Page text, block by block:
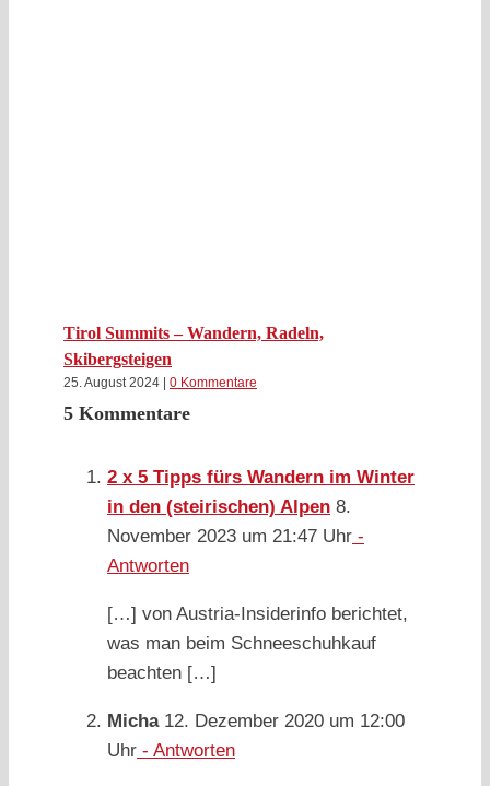
Tirol Summits – Wandern, Radeln,
Skibergsteigen
25. August 2024 0 Kommentare
5 Kommentare
2 x 5 Tipps fürs Wandern im Winter
in den (steirischen) Alpen 8.
November 2023 um 21:47 Uhr -
Antworten
[…] von Austria-Insiderinfo berichtet,
was man beim Schneeschuhkauf
beachten […]
Micha12. Dezember 2020 um 12:00
Uhr - Antworten